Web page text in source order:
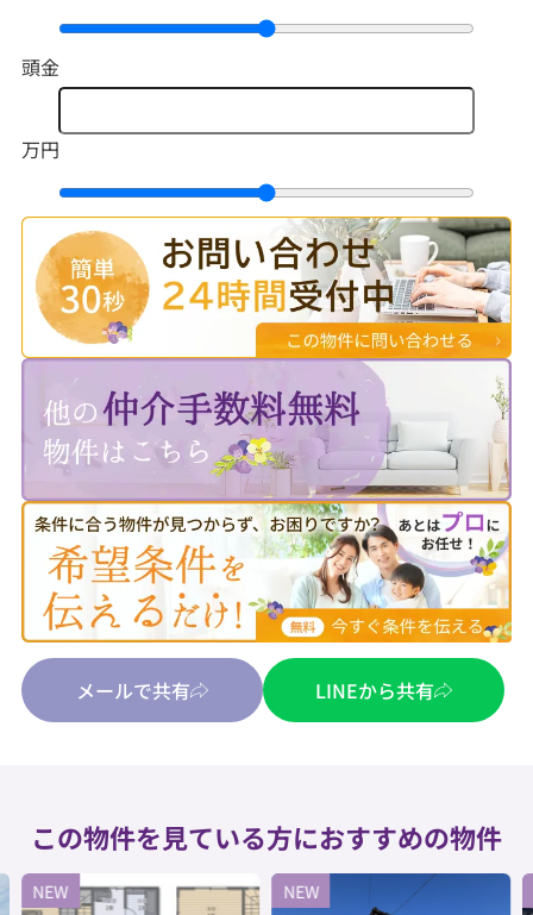
頭金
万円
メールで共有 LINEから共有
この物件を見ている方におすすめの物件
NEW NEW